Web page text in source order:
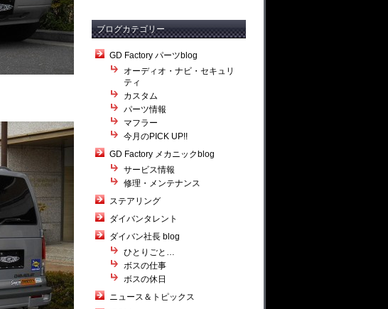
ブログカテゴリー
GD Factory パーツblog
オーディオ・ナビ・セキュリ
ティ
カスタム
パーツ情報
マフラー
今月のPICK UP!!
GD Factory メカニックblog
サービス情報
修理・メンテナンス
ステアリング
ダイバンタレント
ダイバン社長 blog
ひとりごと…
ボスの仕事
ボスの休日
ニュース＆トピックス